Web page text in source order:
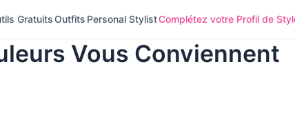
GratuitsOutfits Personal StylistComplétez votre Profil de
Vous Conviennent